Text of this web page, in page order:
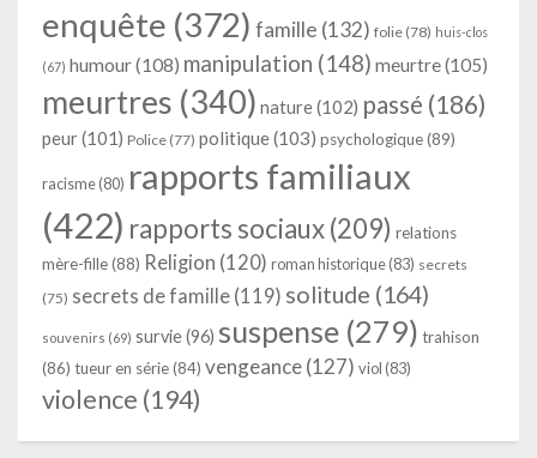
enquête (372) famille (132) folie (78) huis-clos
(67) humour(108) manipulation (148) meurtre(105)
meurtres (340) nature(102) passé (186)
peur(101) Police (77) politique(103) psychologique(89)
racisme (80) rapports familiaux
(422) rapports sociaux(209) relations
mère-fille(88) Religion (120) roman historique(83) secrets
(75) secrets de famille (119) solitude (164)
souvenirs (69) survie(96) suspense (279) trahison
(86) tueur en série(84) vengeance(127) viol (83)
violence (194)